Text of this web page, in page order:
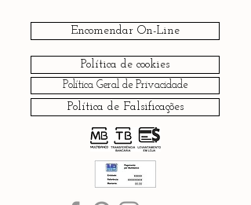
Encomendar On-Line
Política de cookies
Política Geral de Privacidade
Política de Falsificações